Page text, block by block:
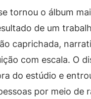
tornou o álbum
de um
caprichada,
com escala. O
do estúdio e
por meio de